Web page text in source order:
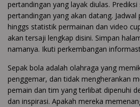
pertandingan yang layak diulas.
pertandingan yang akan datang.
hinggs statistik permainan dan video
akan tersaji lengkap disini. Simpan
namanya. Ikuti perkembangan
Sepak bola adalah olahraga yang
penggemar, dan tidak mengherankan
pemain dan tim yang terlibat dipenuhi
dan inspirasi. Apakah mereka